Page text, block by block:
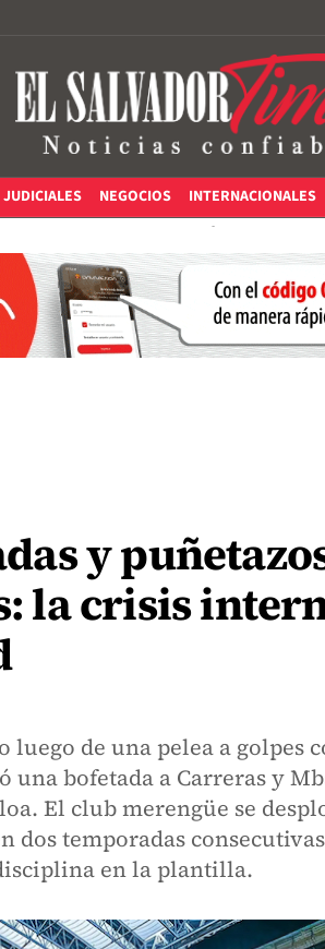
JUDICIALES NEGOCIOS INTERNACIONALES
y
la crisis
de una pelea a golpes
una bofetada a Carreras y
El club merengüe se
dos temporadas
en la plantilla.